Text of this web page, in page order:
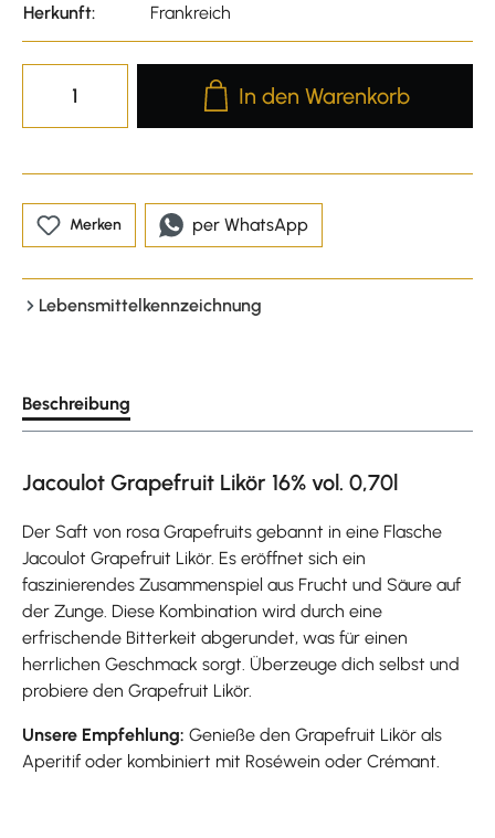
Herkunft:
Frankreich
Produkt Anzahl: Gib den
In den Warenkorb
Merken per WhatsApp
Lebensmittelkennzeichnung
Beschreibung
Jacoulot Grapefruit Likör 16% vol. 0,70l
Der Saft von rosa Grapefruits gebannt in eine Flasche
Jacoulot Grapefruit Likör. Es eröffnet sich ein
faszinierendes Zusammenspiel aus Frucht und Säure auf
der Zunge. Diese Kombination wird durch eine
erfrischende Bitterkeit abgerundet, was für einen
herrlichen Geschmack sorgt. Überzeuge dich selbst und
probiere den Grapefruit Likör.
Unsere Empfehlung: Genieße den Grapefruit Likör als
Aperitif oder kombiniert mit Roséwein oder Crémant.